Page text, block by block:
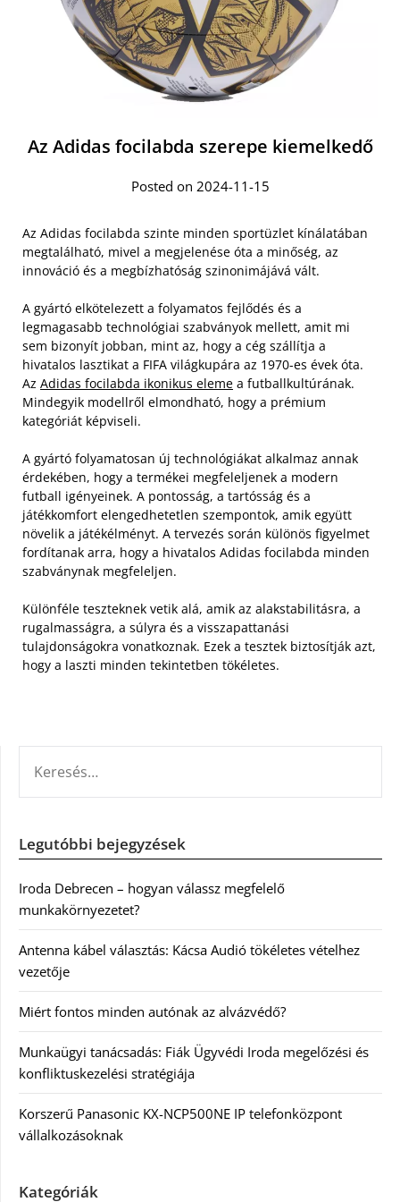
Az Adidas focilabda szerepe kiemelkedő
Posted on 2024-11-15
Az Adidas focilabda szinte minden sportüzlet kínálatában
megtalálható, mivel a megjelenése óta a minőség, az
innováció és a megbízhatóság szinonimájává vált.
A gyártó elkötelezett a folyamatos fejlődés és a
legmagasabb technológiai szabványok mellett, amit mi
sem bizonyít jobban, mint az, hogy a cég szállítja a
hivatalos lasztikat a FIFA világkupára az 1970-es évek óta.
Az Adidas focilabda ikonikus eleme a futballkultúrának.
Mindegyik modellről elmondható, hogy a prémium
kategóriát képviseli.
A gyártó folyamatosan új technológiákat alkalmaz annak
érdekében, hogy a termékei megfeleljenek a modern
futball igényeinek. A pontosság, a tartósság és a
játékkomfort elengedhetetlen szempontok, amik együtt
növelik a játékélményt. A tervezés során különös figyelmet
fordítanak arra, hogy a hivatalos Adidas focilabda minden
szabványnak megfeleljen.
Különféle teszteknek vetik alá, amik az alakstabilitásra, a
rugalmasságra, a súlyra és a visszapattanási
tulajdonságokra vonatkoznak. Ezek a tesztek biztosítják azt,
hogy a laszti minden tekintetben tökéletes.
Legutóbbi bejegyzések
Iroda Debrecen – hogyan válassz megfelelő
munkakörnyezetet?
Antenna kábel választás: Kácsa Audió tökéletes vételhez
vezetője
Miért fontos minden autónak az alvázvédő?
Munkaügyi tanácsadás: Fiák Ügyvédi Iroda megelőzési és
konfliktuskezelési stratégiája
Korszerű Panasonic KX-NCP500NE IP telefonközpont
vállalkozásoknak
Kategóriák